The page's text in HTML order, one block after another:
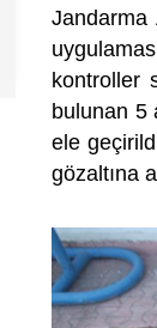
Jandarma
kontroller
bulunan 5
ele
gözaltına